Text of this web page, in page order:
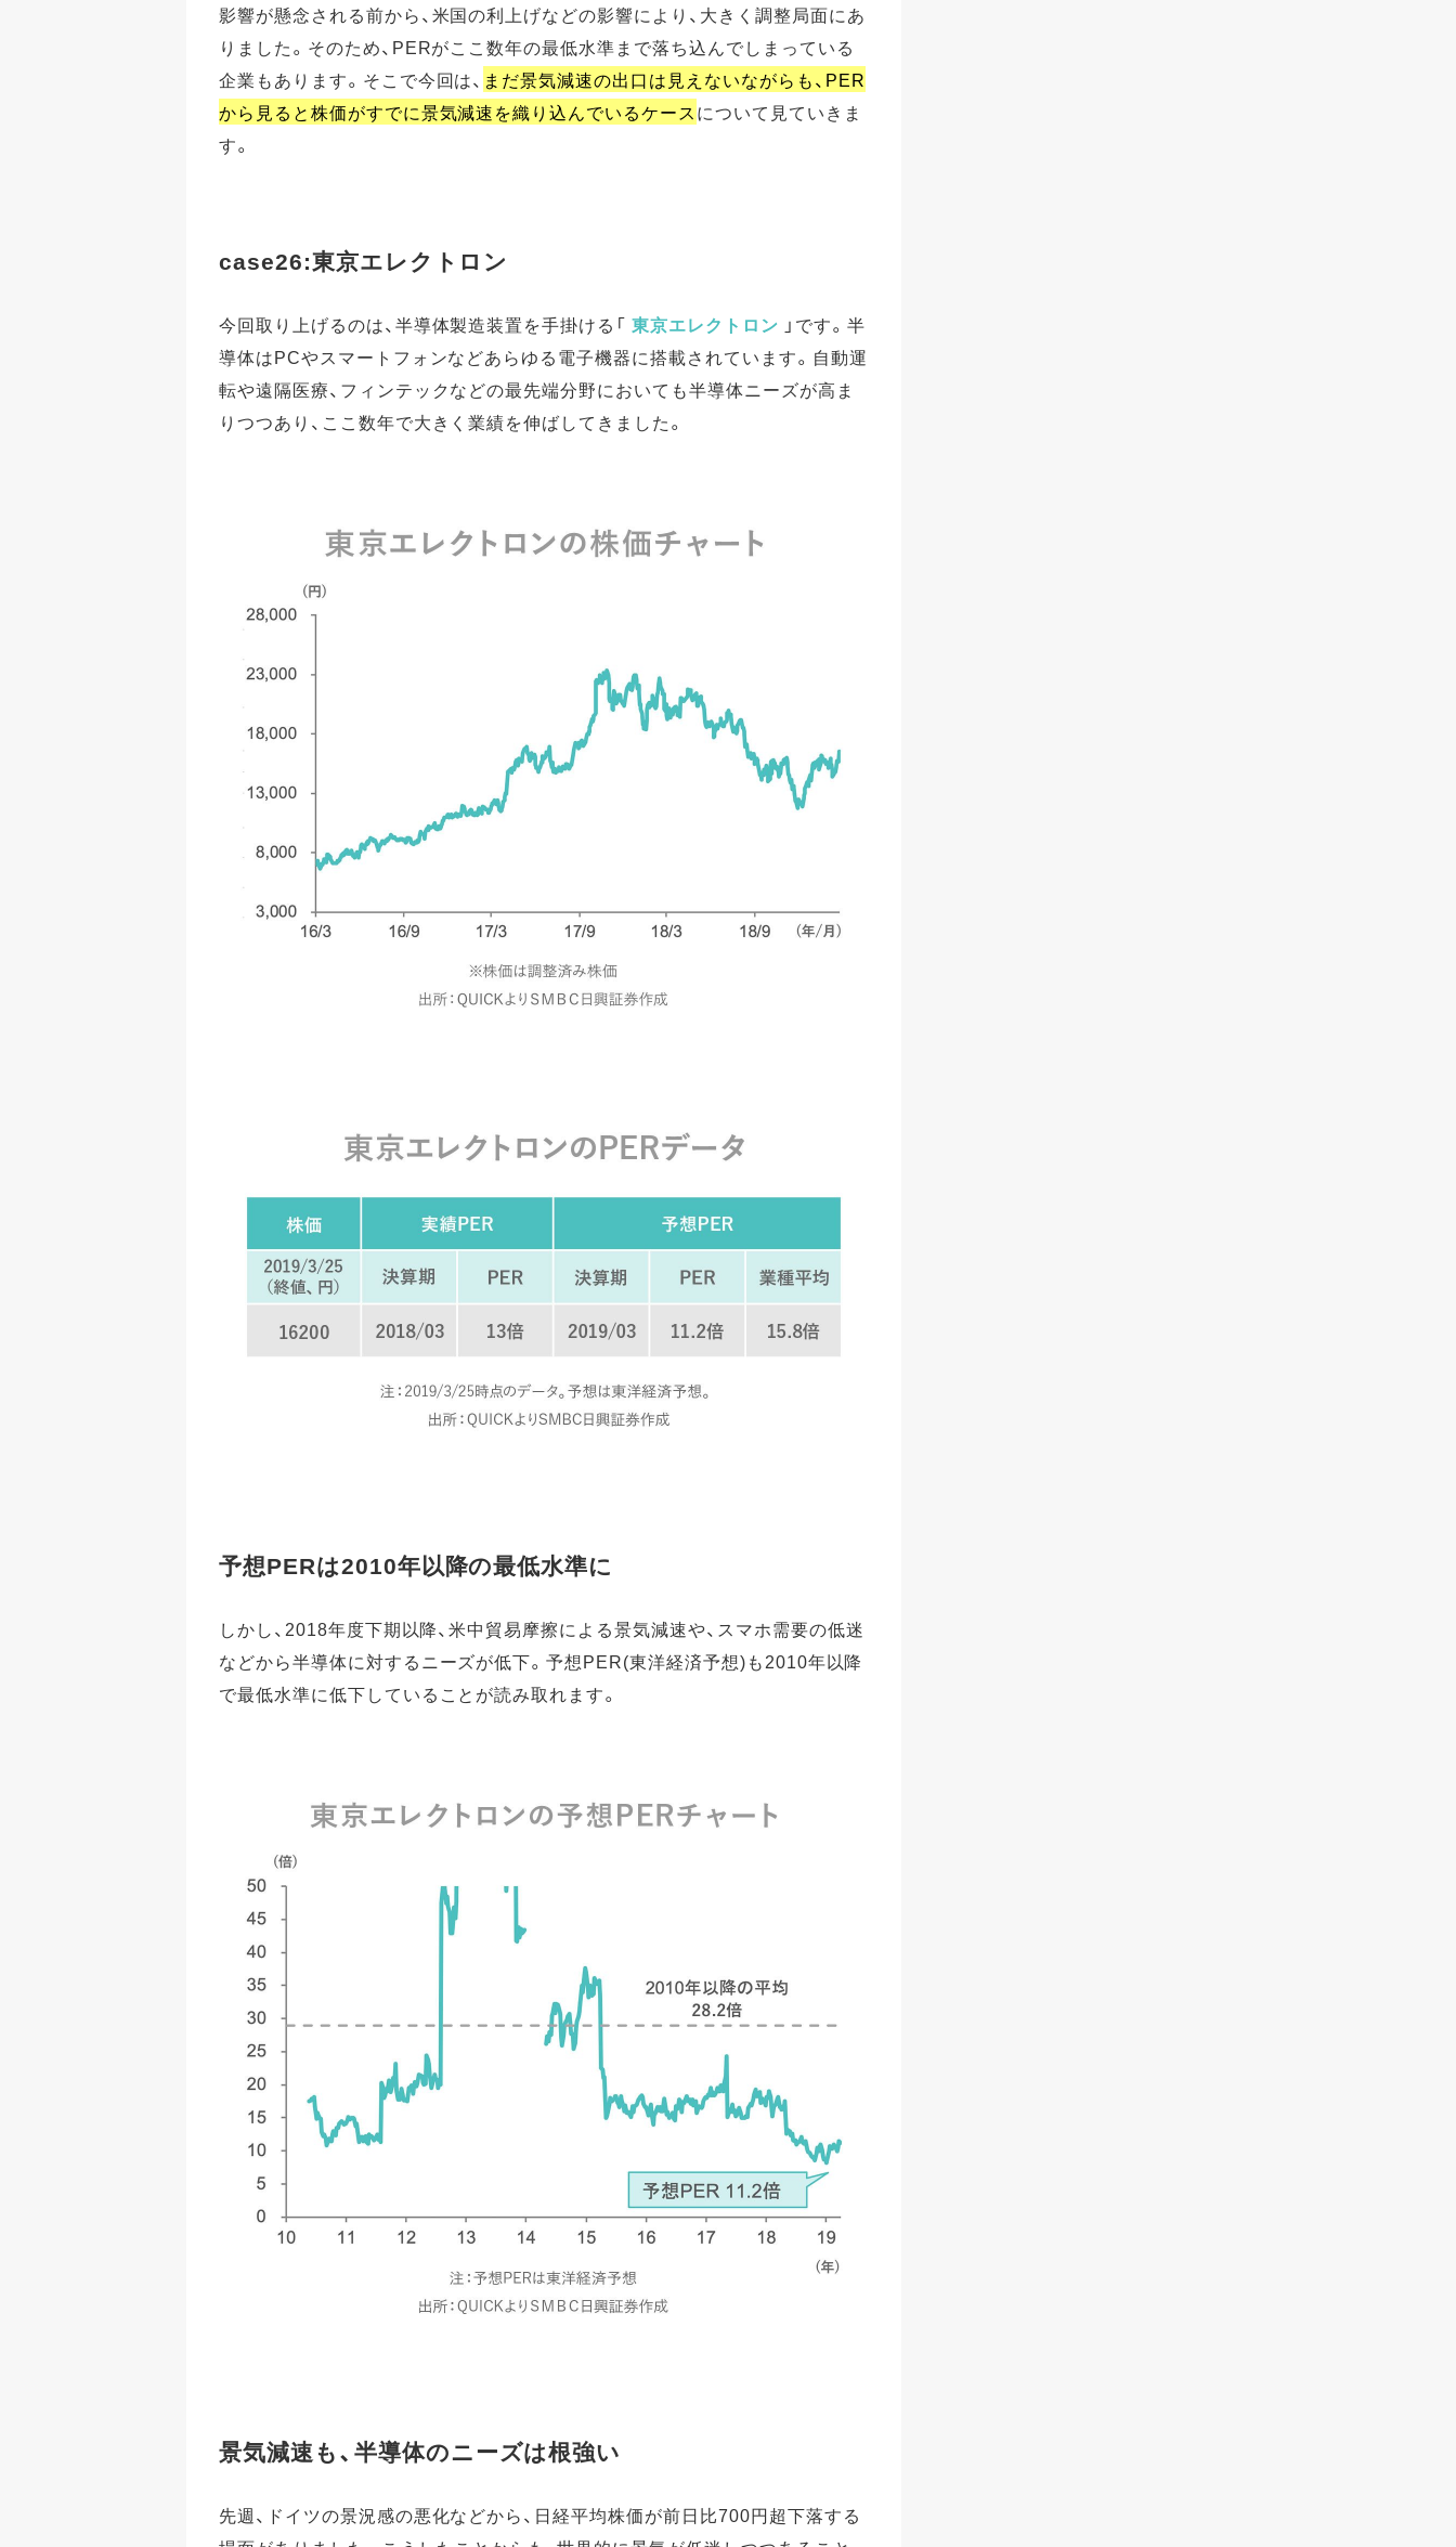
影響が懸念される前から、米国の利上げなどの影響により、大きく調整局面にあ
りました。そのため、PERがここ数年の最低水準まで落ち込んでしまっている
企業もあります。そこで今回は、 まだ景気減速の出口は見えないながらも、PER
から見ると株価がすでに景気減速を織り込んでいるケースについて見ていきま
す。
case26:東京エレクトロン
今回取り上げるのは、半導体製造装置を手掛ける「東京エレクトロン 」です。半
導体はPCやスマートフォンなどあらゆる電子機器に搭載されています。自動運
転や遠隔医療、フィンテックなどの最先端分野においても半導体ニーズが高ま
りつつあり、ここ数年で大きく業績を伸ばしてきました。
予想PERは2010年以降の最低水準に
しかし、2018年度下期以降、米中貿易摩擦による景気減速や、スマホ需要の低迷
などから半導体に対するニーズが低下。予想PER(東洋経済予想)も2010年以降
で最低水準に低下していることが読み取れます。
景気減速も、半導体のニーズは根強い
先週、ドイツの景況感の悪化などから、日経平均株価が前日比700円超下落する